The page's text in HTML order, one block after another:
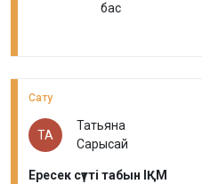
бас
Сату
ТА
Татьяна
Сарысай
Ересек сүтті табын ІҚМ